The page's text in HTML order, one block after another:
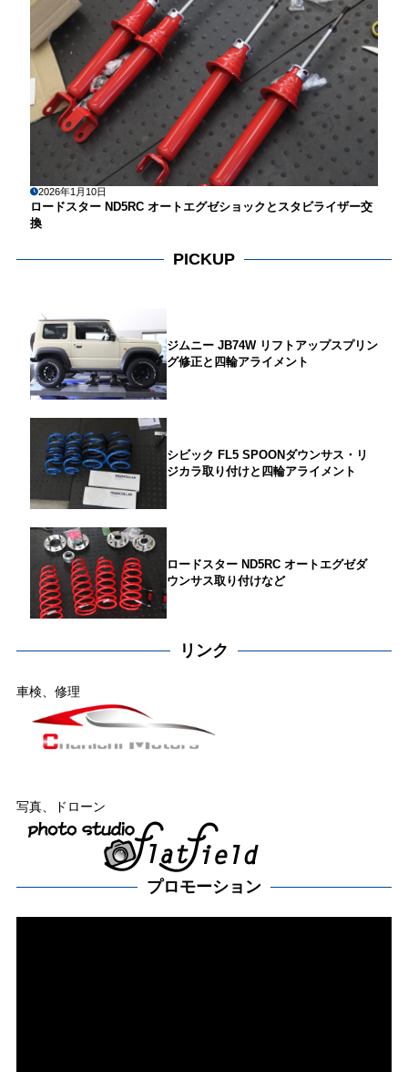
2026年1月10日
ロードスター ND5RC オートエグゼショックとスタビライザー交
換
PICKUP
ジムニー JB74W リフトアップスプリン
グ修正と四輪アライメント
シビック FL5 SPOONダウンサス・リ
ジカラ取り付けと四輪アライメント
ロードスター ND5RC オートエグゼダ
ウンサス取り付けなど
リンク
車検、修理
写真、ドローン
プロモーション